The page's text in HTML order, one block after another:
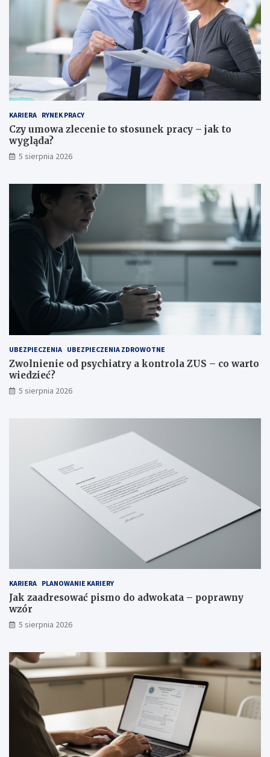
KARIERA RYNEK PRACY
Czy umowa zlecenie to stosunek pracy – jak to
wygląda?
5 sierpnia 2026
UBEZPIECZENIA UBEZPIECZENIA ZDROWOTNE
Zwolnienie od psychiatry a kontrola ZUS – co warto
wiedzieć?
5 sierpnia 2026
KARIERA PLANOWANIE KARIERY
Jak zaadresować pismo do adwokata – poprawny
wzór
5 sierpnia 2026